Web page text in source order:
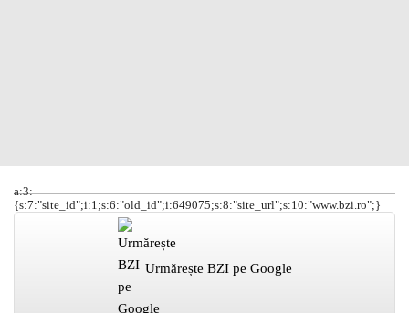
a:3:
{s:7:"site_id";i:1;s:6:"old_id";i:649075;s:8:"site_url";s:10:"www.bzi.ro";}
Urmărește BZI pe Google